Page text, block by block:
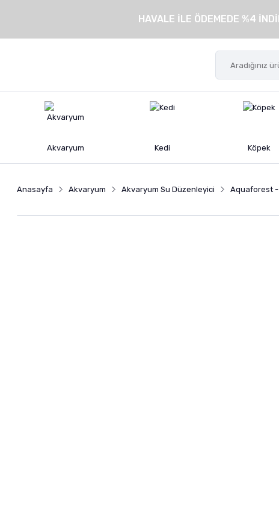
HAVALE İLE ÖDEMEDE %4
Akvaryum Kedi Köpek
Anasayfa Akvaryum Akvaryum Su Düzenleyici Aquaforest -